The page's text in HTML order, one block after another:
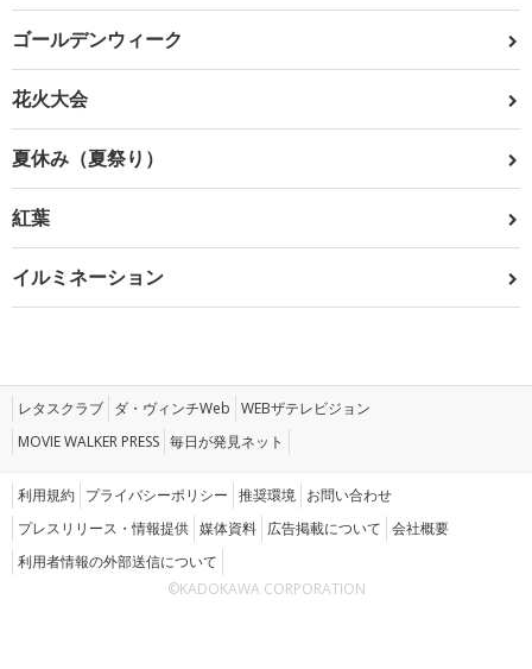
ゴールデンウィーク
花火大会
夏休み（夏祭り）
紅葉
イルミネーション
レタスクラブ ダ・ヴィンチWeb WEBザテレビジョン
MOVIE WALKER PRESS 毎日が発見ネット
利用規約 プライバシーポリシー 推奨環境 お問い合わせ
プレスリリース・情報提供 媒体資料 広告掲載について 会社概要
利用者情報の外部送信について
©KADOKAWA CORPORATION